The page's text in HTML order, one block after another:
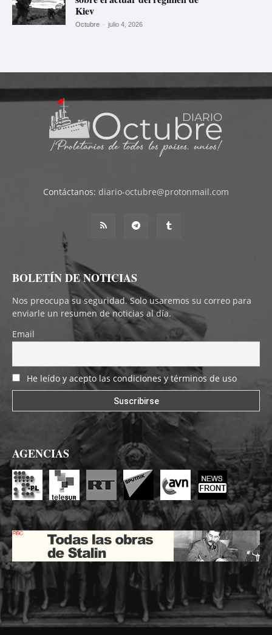
Kiev
Octubre - julio 4, 2026
Contáctanos: diario-octubre@protonmail.com
BOLETÍN DE NOTICIAS
Nos preocupa su seguridad. Solo usaremos su correo para
enviarle un resumen de noticias al día.
Email
He leído y acepto las condiciones y términos de uso
AGENCIAS